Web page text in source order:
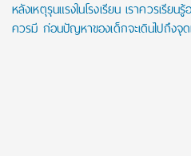
หลังเหตุรุนแรงในโรงเรียน เราควรเรียน
ควรมี ก่อนปัญหาของเด็กจะเดินไปถึงจุ